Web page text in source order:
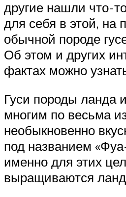
другие нашли что-
для себя в этой, на
обычной породе
Об этом и других
фактах можно
Гуси породы ланда
многим по весьма
необыкновенно
под названием
именно для этих
выращиваются